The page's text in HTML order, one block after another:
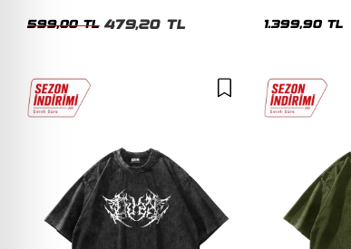
599,00 TL 479,20 TL 1.399,90 TL